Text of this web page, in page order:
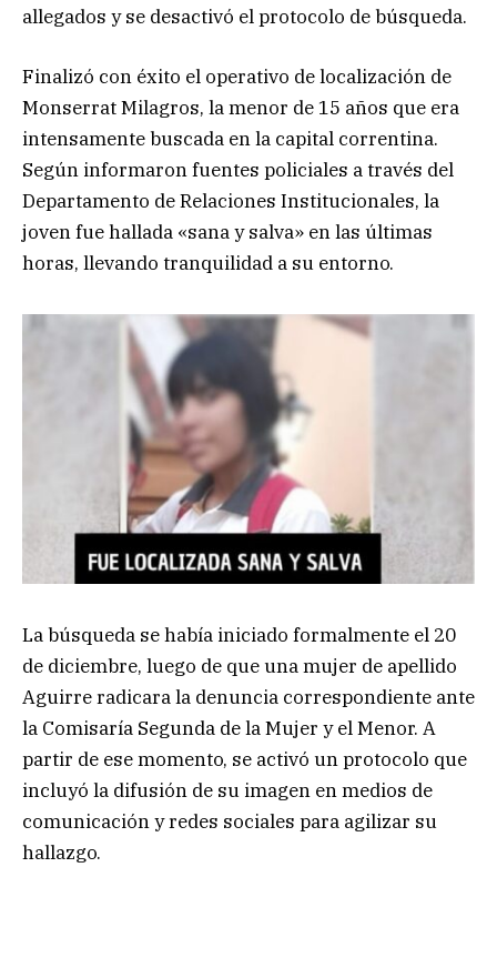
allegados y se desactivó el protocolo de búsqueda.
Finalizó con éxito el operativo de localización de
Monserrat Milagros, la menor de 15 años que era
intensamente buscada en la capital correntina.
Según informaron fuentes policiales a través del
Departamento de Relaciones Institucionales, la
joven fue hallada «sana y salva» en las últimas
horas, llevando tranquilidad a su entorno.
La búsqueda se había iniciado formalmente el 20
de diciembre, luego de que una mujer de apellido
Aguirre radicara la denuncia correspondiente ante
la Comisaría Segunda de la Mujer y el Menor. A
partir de ese momento, se activó un protocolo que
incluyó la difusión de su imagen en medios de
comunicación y redes sociales para agilizar su
hallazgo.